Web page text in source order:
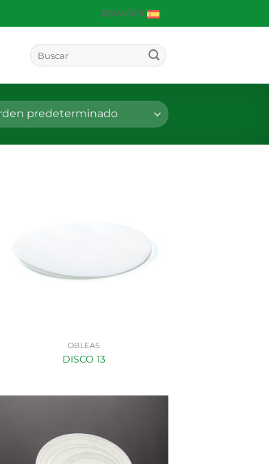
ESPAÑOL
Buscar
por:
OBLEAS
DISCO 13